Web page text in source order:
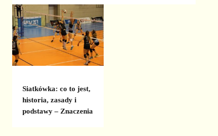
Siatkówka: co to jest,
historia, zasady i
podstawy – Znaczenia